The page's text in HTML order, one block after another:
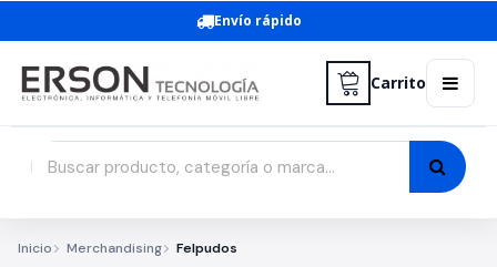
Envío rápido
Carrito
Inicio Merchandising Felpudos